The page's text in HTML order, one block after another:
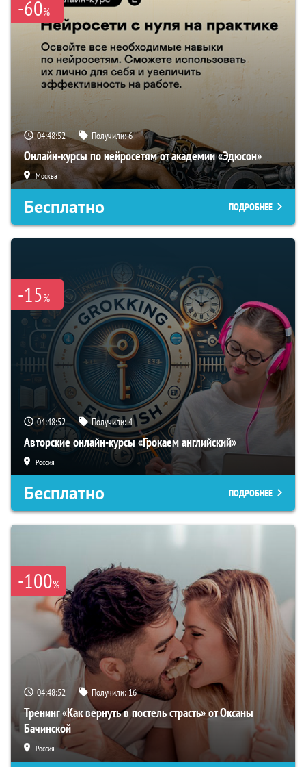
-60%
04:48:51 Получили:6
Онлайн-курсы по нейросетям от академии «Эдюсон»
Москва
Бесплатно ПОДРОБНЕЕ
-15%
04:48:51 Получили:4
Авторские онлайн-курсы «Грокаем английский»
Россия
Бесплатно ПОДРОБНЕЕ
-100%
04:48:51 Получили:16
Тренинг «Как вернуть в постель страсть» от Оксаны
Бачинской
Россия